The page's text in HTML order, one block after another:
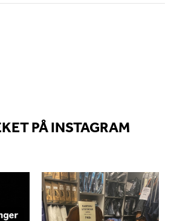
PÅ INSTAGRAM